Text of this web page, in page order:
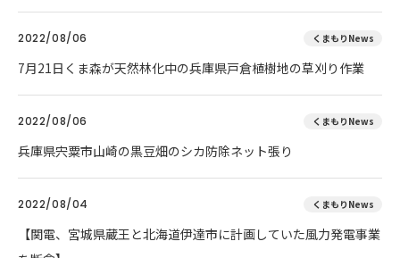
2022/08/06 くまもりNews
7月21日くま森が天然林化中の兵庫県戸倉植樹地の草刈り作業
2022/08/06 くまもりNews
兵庫県宍粟市山崎の黒豆畑のシカ防除ネット張り
2022/08/04 くまもりNews
【関電、宮城県蔵王と北海道伊達市に計画していた風力発電事業